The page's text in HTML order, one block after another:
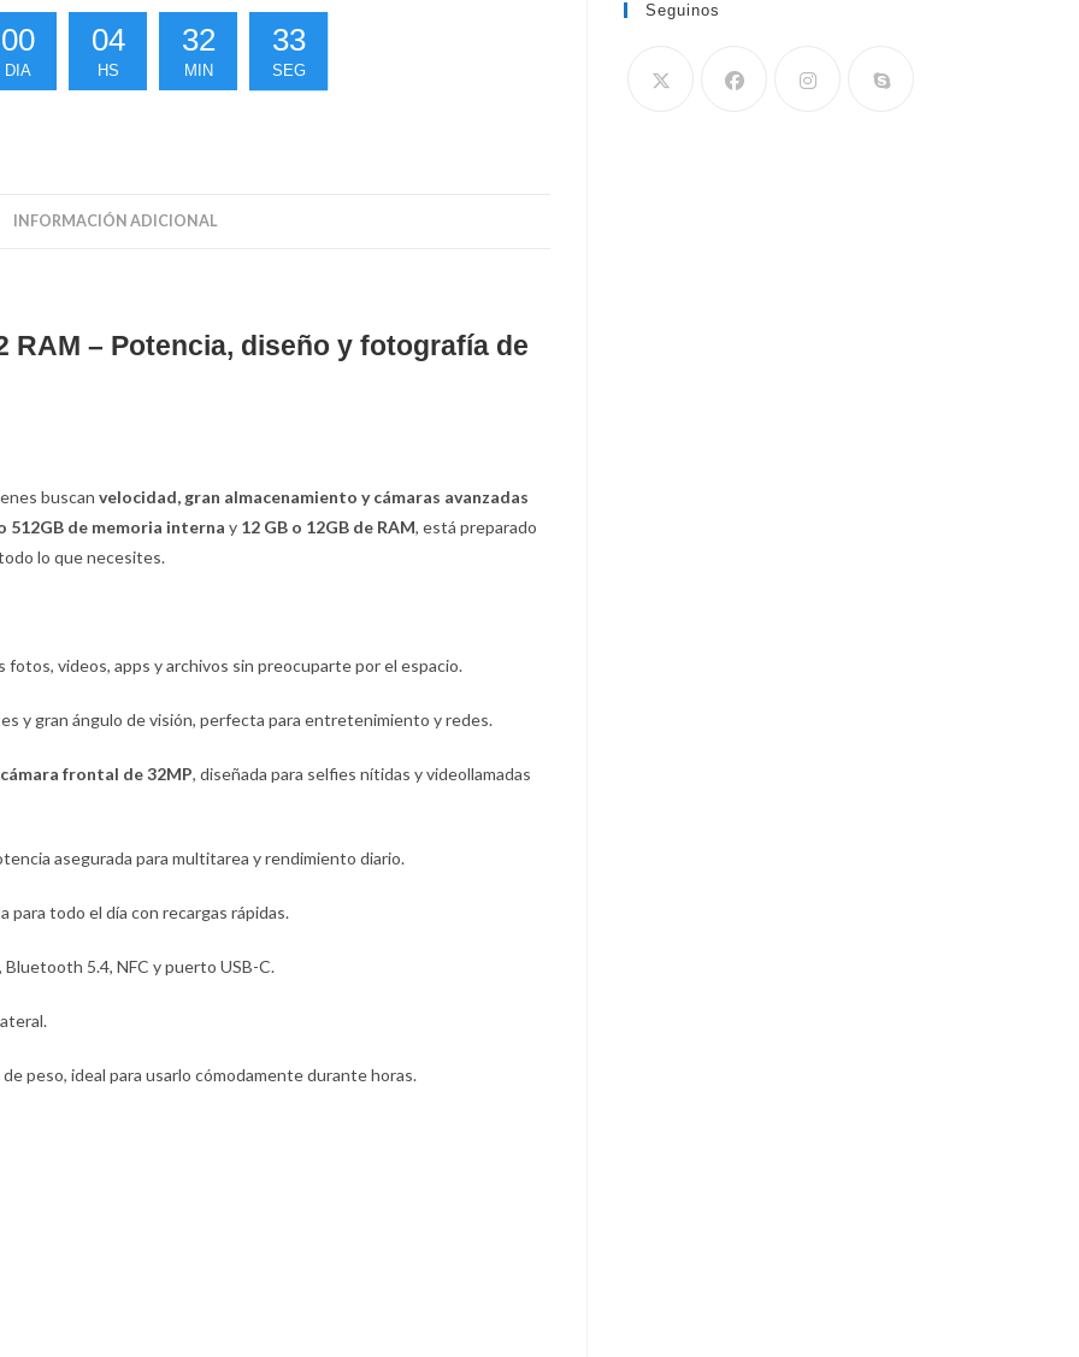
00
DIA
04
HS
32
MIN
33
SEG
INFORMACIÓN ADICIONAL
RAM – Potencia, diseño y fotografía de
buscan velocidad, gran almacenamiento y cámaras avanzadas
512GB de memoria interna y 12 GB o 12GB de RAM, está preparado
lo que necesites.
fotos, videos, apps y archivos sin preocuparte por el espacio.
y gran ángulo de visión, perfecta para entretenimiento y redes.
cámara frontal de 32MP, diseñada para selfies nítidas y videollamadas
asegurada para multitarea y rendimiento diario.
para todo el día con recargas rápidas.
Bluetooth 5.4, NFC y puerto USB-C.
peso, ideal para usarlo cómodamente durante horas.
Seguinos